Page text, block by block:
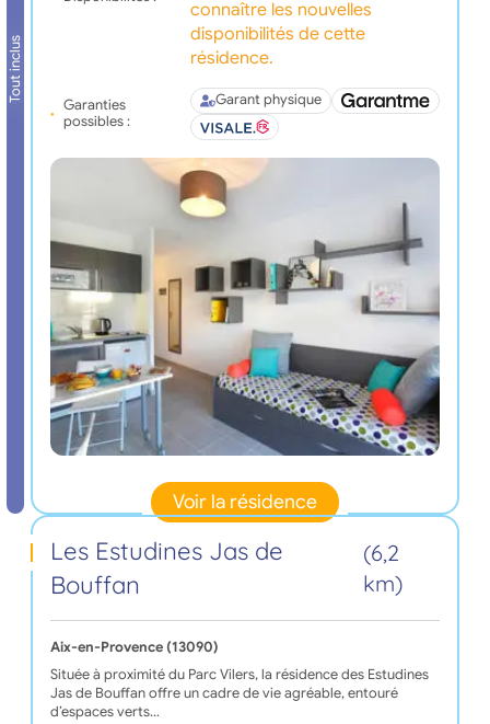
Tout inclus
connaître les nouvelles
disponibilités de cette
résidence.
Garanties
possibles :
Garant physique
Voir la résidence
Les Estudines Jas de
Bouffan
(6,2
km)
Aix-en-Provence (13090)
Située à proximité du Parc Vilers, la résidence des Estudines
Jas de Bouffan offre un cadre de vie agréable, entouré
d’espaces verts…